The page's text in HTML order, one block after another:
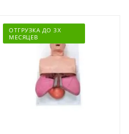
ОТГРУЗКА ДО 3Х
МЕСЯЦЕВ